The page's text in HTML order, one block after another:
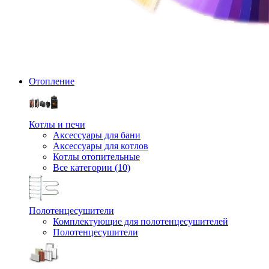
Отопление
Котлы и печи
Аксессуары для бани
Аксессуары для котлов
Котлы отопительные
Все категории (10)
Полотенцесушители
Комплектующие для полотенцесушителей
Полотенцесушители